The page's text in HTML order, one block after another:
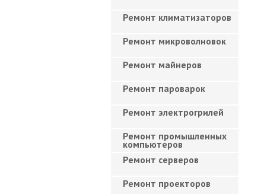
Ремонт климатизаторов
Ремонт микроволновок
Ремонт майнеров
Ремонт пароварок
Ремонт электрогрилей
Ремонт промышленных
компьютеров
Ремонт серверов
Ремонт проекторов